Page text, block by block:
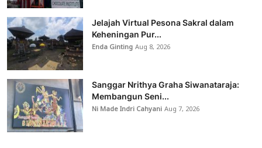
Jelajah Virtual Pesona Sakral dalam
Keheningan Pur...
Enda GintingAug 8, 2026
Sanggar Nrithya Graha Siwanataraja:
Membangun Seni...
Ni Made Indri CahyaniAug 7, 2026